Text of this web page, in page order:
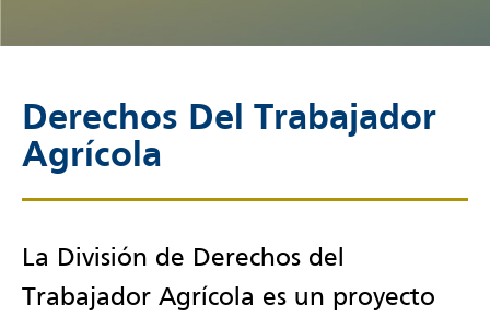
Derechos Del Trabajador
Agrícola
La División de Derechos del
Trabajador Agrícola es un proyecto